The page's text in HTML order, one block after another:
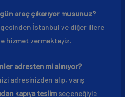
araç çıkarıyor musunuz?
İstanbul ve diğer illere
hizmet vermekteyiz.
adresten mi alınıyor?
adresinizden alıp, varış
kapıya teslimseçeneğiyle